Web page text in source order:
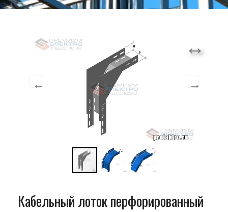
Кабельный лоток перфорированный